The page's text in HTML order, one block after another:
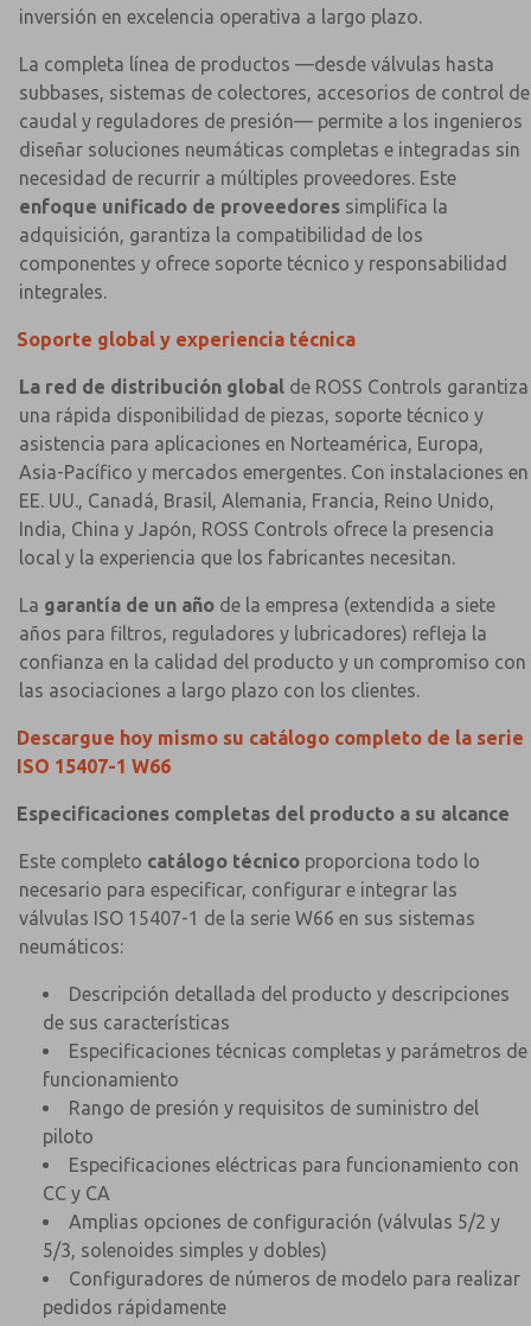
inversión en excelencia operativa a largo plazo.
La completa línea de productos —desde válvulas hasta
subbases, sistemas de colectores, accesorios de control de
caudal y reguladores de presión— permite a los ingenieros
diseñar soluciones neumáticas completas e integradas sin
necesidad de recurrir a múltiples proveedores. Este
enfoque unificado de proveedores simplifica la
adquisición, garantiza la compatibilidad de los
componentes y ofrece soporte técnico y responsabilidad
integrales.
Soporte global y experiencia técnica
La red de distribución global de ROSS Controls garantiza
una rápida disponibilidad de piezas, soporte técnico y
asistencia para aplicaciones en Norteamérica, Europa,
Asia-Pacífico y mercados emergentes. Con instalaciones en
EE. UU., Canadá, Brasil, Alemania, Francia, Reino Unido,
India, China y Japón, ROSS Controls ofrece la presencia
local y la experiencia que los fabricantes necesitan.
La garantía de un año de la empresa (extendida a siete
años para filtros, reguladores y lubricadores) refleja la
confianza en la calidad del producto y un compromiso con
las asociaciones a largo plazo con los clientes.
Descargue hoy mismo su catálogo completo de la serie
ISO 15407-1 W66
Especificaciones completas del producto a su alcance
Este completo catálogo técnico proporciona todo lo
necesario para especificar, configurar e integrar las
válvulas ISO 15407-1 de la serie W66 en sus sistemas
neumáticos:
Descripción detallada del producto y descripciones
de sus características
Especificaciones técnicas completas y parámetros de
funcionamiento
Rango de presión y requisitos de suministro del
piloto
Especificaciones eléctricas para funcionamiento con
CC y CA
Amplias opciones de configuración (válvulas 5/2 y
5/3, solenoides simples y dobles)
Configuradores de números de modelo para realizar
pedidos rápidamente